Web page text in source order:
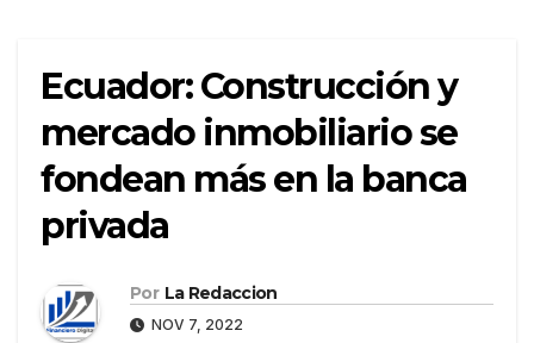
Ecuador: Construcción y
mercado inmobiliario se
fondean más en la banca
privada
Por La Redaccion
NOV 7, 2022